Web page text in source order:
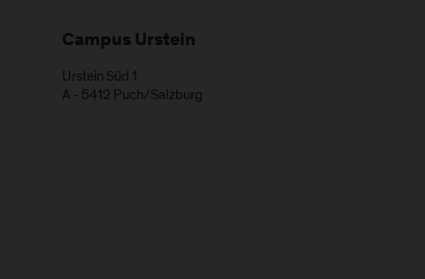
Campus Urstein
Urstein Süd 1
A - 5412 Puch/Salzburg